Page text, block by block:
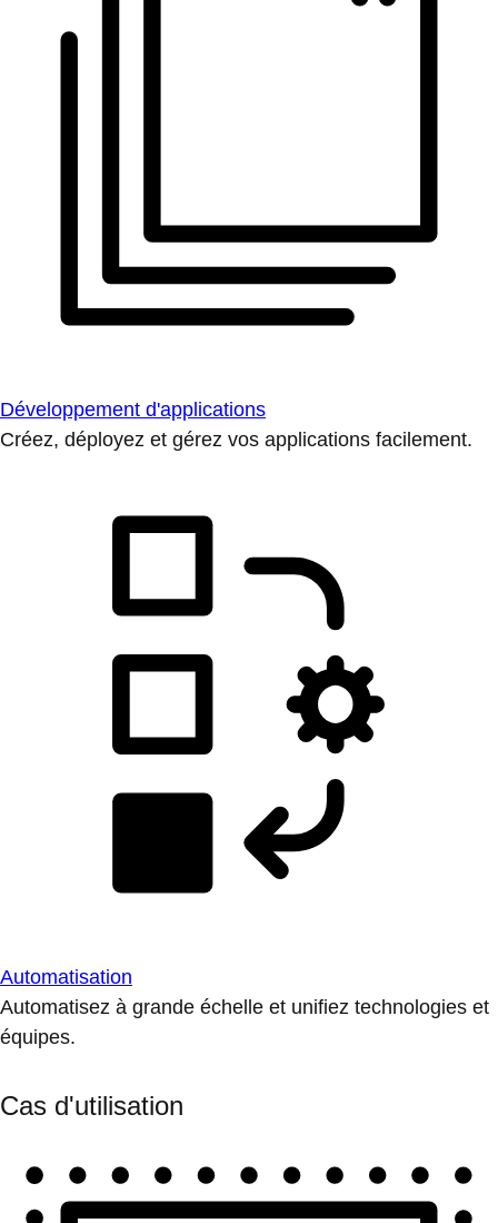
Développement d'applications
Créez, déployez et gérez vos applications facilement.
Automatisation
Automatisez à grande échelle et unifiez technologies et
équipes.
Cas d'utilisation